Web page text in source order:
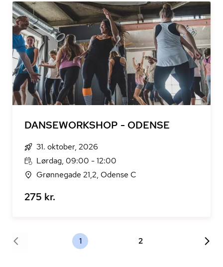
DANSEWORKSHOP - ODENSE
31. oktober, 2026
Lørdag, 09:00 - 12:00
Grønnegade 21,2, Odense C
275 kr.
1 2